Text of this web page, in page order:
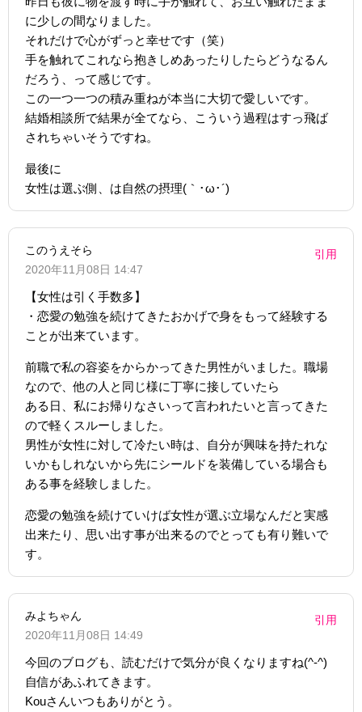
に少しの間なりました。
それだけで心がずっと幸せです（笑）
手を触れてこれなら抱きしめあったりしたらどうなるん
だろう、って感じです。
この一つ一つの積み重ねが本当に大切で愛しいです。
結婚相談所で結果が全てなら、こういう過程はすっ飛ば
されちゃいそうですね。
最後に
女性は選ぶ側、は自然の摂理(｀･ω･´)
このうえそら
2020年11月08日 14:47
引用
【女性は引く手数多】
・恋愛の勉強を続けてきたおかげで身をもって経験する
ことが出来ています。
前職で私の容姿をからかってきた男性がいました。職場
なので、他の人と同じ様に丁寧に接していたら
ある日、私にお帰りなさいって言われたいと言ってきた
ので軽くスルーしました。
男性が女性に対して冷たい時は、自分が興味を持たれな
いかもしれないから先にシールドを装備している場合も
ある事を経験しました。
恋愛の勉強を続けていけば女性が選ぶ立場なんだと実感
出来たり、思い出す事が出来るのでとっても有り難いで
す。
みよちゃん
2020年11月08日 14:49
引用
今回のブログも、読むだけで気分が良くなりますね(^-^)
自信があふれてきます。
Kouさんいつもありがとう。